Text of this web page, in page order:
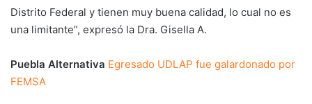
Distrito Federal y tienen muy buena calidad, lo cual no es
una limitante”, expresó la Dra. Gisella A.
Puebla Alternativa Egresado UDLAP fue galardonado por
FEMSA